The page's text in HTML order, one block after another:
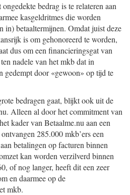
bedrag is te relateren aan
kasgeldritmes die worden
in) betaaltermijnen. Omdat juist deze
is om gehonoreerd te worden,
dus om een financieringsgat van
nadele van het mkb dat in
gedempt door «gewoon» op tijd te
bedragen gaat, blijkt ook uit de
Alleen al door het commitment van
kader van Betaalme.nu aan een
285.000 mkb’ers een
betalingen op facturen binnen
kan worden verzilverd binnen
of nog langer, heeft dit een zeer
en daarmee op de
mkb.